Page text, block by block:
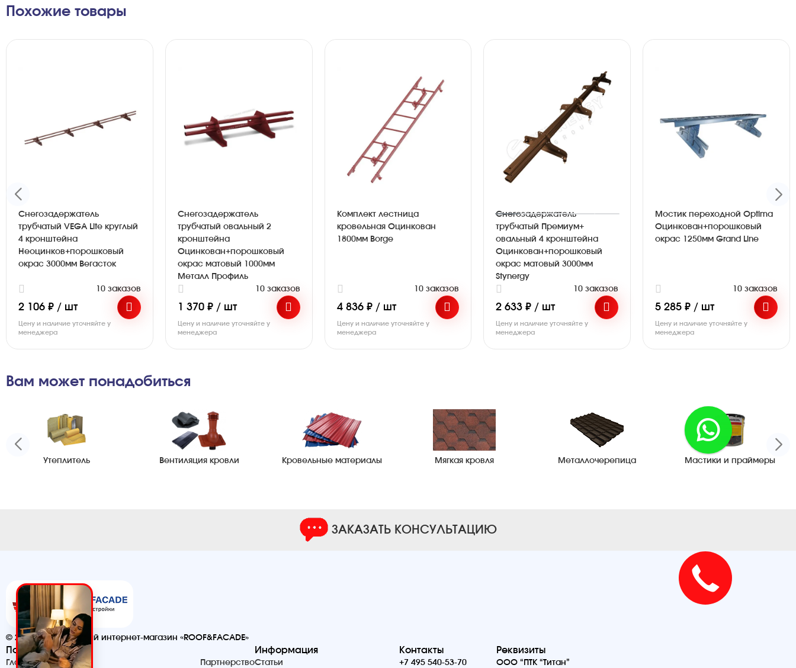
Похожие товары
Снегозадержатель
трубчатый VEGA Lite круглый
4 кронштейна
Неоцинков+порошковый
окрас 3000мм Вегасток
10 заказов
2 106 ₽ / шт
Цену и наличие уточняйте у
менеджера
Снегозадержатель
трубчатый овальный 2
кронштейна
Оцинкован+порошковый
окрас матовый 1000мм
Металл Профиль
10 заказов
1 370 ₽ / шт
Цену и наличие уточняйте у
менеджера
Комплект лестница
кровельная Оцинкован
1800мм Borge
10 заказов
4 836 ₽ / шт
Цену и наличие уточняйте у
менеджера
Снегозадержатель
трубчатый Премиум+
овальный 4 кронштейна
Оцинкован+порошковый
окрас матовый 3000мм
Stynergy
10 заказов
2 633 ₽ / шт
Цену и наличие уточняйте у
менеджера
Мостик переходной Optima
Оцинкован+порошковый
окрас 1250мм Grand Line
10 заказов
5 285 ₽ / шт
Цену и наличие уточняйте у
менеджера
Вам может понадобиться
Утеплитель Вентиляция кровли Кровельные материалы Мягкая кровля Металлочерепица Мастики и праймеры
ЗАКАЗАТЬ КОНСУЛЬТАЦИЮ
© 2026. Строительный интернет-магазин «ROOF&FACADE»
Помощь
Главная Партнерство
Информация
Статьи
Контакты
+7 495 540-53-70
Реквизиты
ООО “ПТК “Титан”